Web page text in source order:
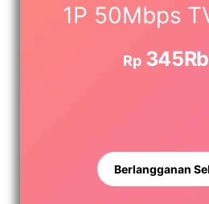
1P 50Mbps
Rp 345Rb
Berlangganan